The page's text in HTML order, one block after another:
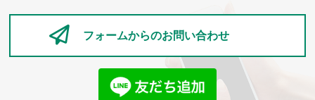
フォームからのお問い合わせ